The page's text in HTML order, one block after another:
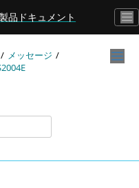
品ドキュメント
メッセージ